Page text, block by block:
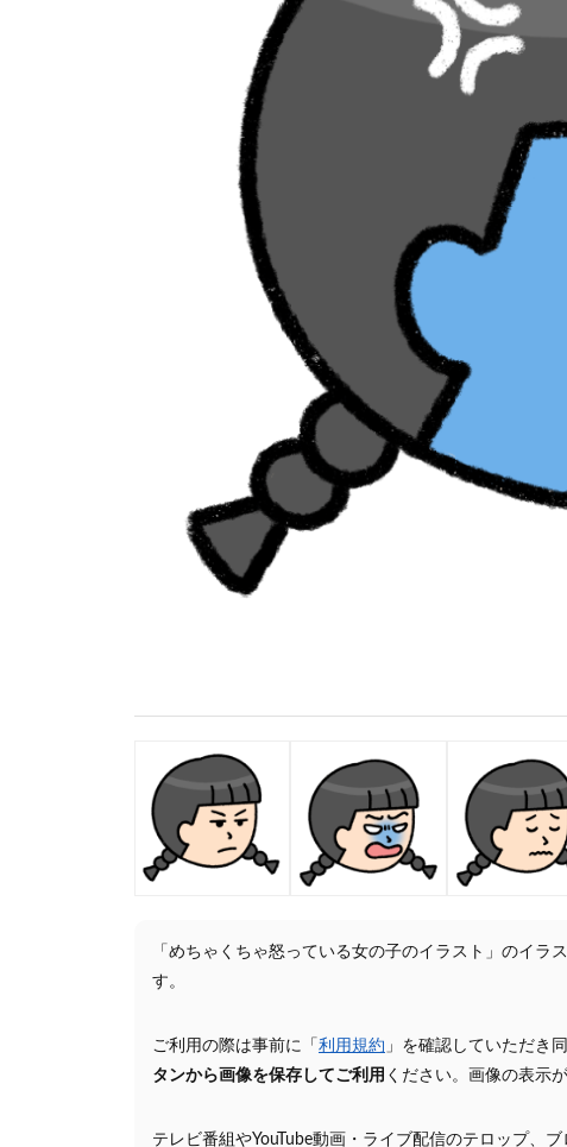
「めちゃくちゃ怒っている女の子のイラスト」のイ
す。
ご利用の際は事前に「 利用規約 」を確認していただき
タンから画像を保存してご利用 ください。画像の表示
テレビ番組やYouTube動画・ライブ配信のテロップ、